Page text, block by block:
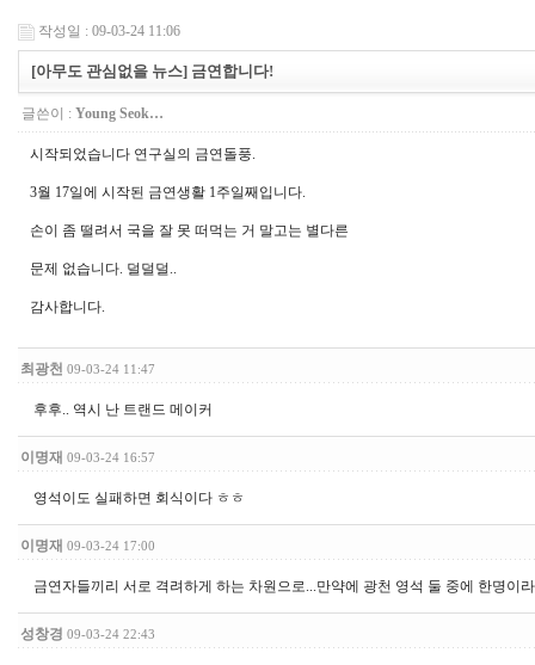
작성일 : 09-03-24 11:06
[아무도 관심없을 뉴스] 금연합니다!
글쓴이 : Young Seok…
시작되었습니다 연구실의 금연돌풍.
3월 17일에 시작된 금연생활 1주일째입니다.
손이 좀 떨려서 국을 잘 못 떠먹는 거 말고는 별다른
문제 없습니다. 덜덜덜..
감사합니다.
최광천 09-03-24 11:47
후후.. 역시 난 트랜드 메이커
이명재 09-03-24 16:57
영석이도 실패하면 회식이다 ㅎㅎ
이명재 09-03-24 17:00
금연자들끼리 서로 격려하게 하는 차원으로...만약에 광천 영석 둘 중에 한명이
성창경 09-03-24 22:43